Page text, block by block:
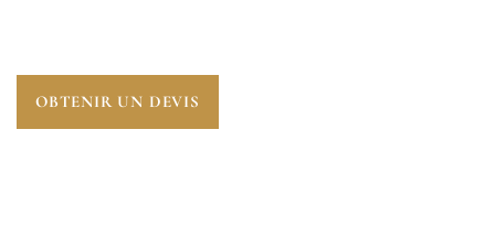
OBTENIR UN DEVIS